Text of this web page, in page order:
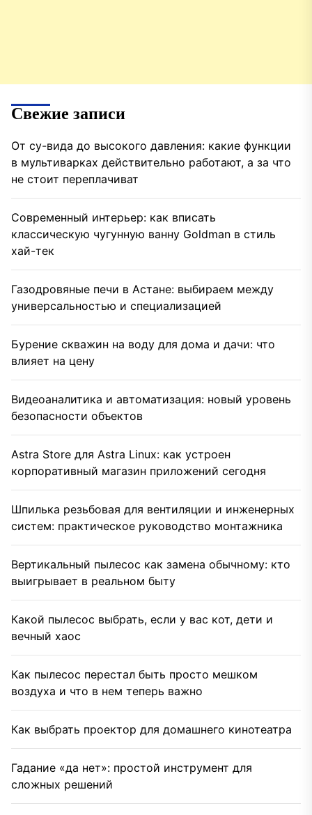
Свежие записи
От су-вида до высокого давления: какие функции
в мультиварках действительно работают, а за что
не стоит переплачиват
Современный интерьер: как вписать
классическую чугунную ванну Goldman в стиль
хай-тек
Газодровяные печи в Астане: выбираем между
универсальностью и специализацией
Бурение скважин на воду для дома и дачи: что
влияет на цену
Видеоаналитика и автоматизация: новый уровень
безопасности объектов
Astra Store для Astra Linux: как устроен
корпоративный магазин приложений сегодня
Шпилька резьбовая для вентиляции и инженерных
систем: практическое руководство монтажника
Вертикальный пылесос как замена обычному: кто
выигрывает в реальном быту
Какой пылесос выбрать, если у вас кот, дети и
вечный хаос
Как пылесос перестал быть просто мешком
воздуха и что в нем теперь важно
Как выбрать проектор для домашнего кинотеатра
Гадание «да нет»: простой инструмент для
сложных решений